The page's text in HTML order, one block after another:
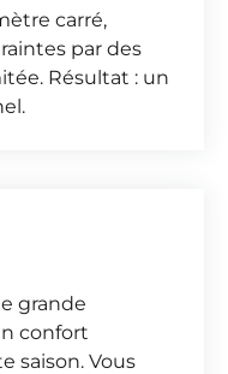
carré,
par des
Résultat : un
grande
confort
saison. Vous